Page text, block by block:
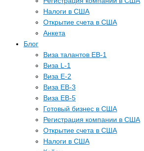
Налоги в США
Открытие счета в США
Анкета
Блог
Виза талантов EB-1
Виза L-1
Виза E-2
Виза EB-3
Виза EB-5
Готовый бизнес в США
Регистрация компании в США
Открытие счета в США
Налоги в США